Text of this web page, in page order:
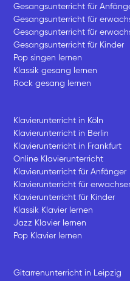
Gesangsunterricht für
Gesangsunterricht für
Gesangsunterricht für
Gesangsunterricht für Kinder
Pop singen lernen
Klassik gesang lernen
Rock gesang lernen
Klavierunterricht in Köln
Klavierunterricht in Berlin
Klavierunterricht in Frankfurt
Online Klavierunterricht
Klavierunterricht für Anfänger
Klavierunterricht für
Klavierunterricht für Kinder
Klassik Klavier lernen
Jazz Klavier lernen
Pop Klavier lernen
Gitarrenunterricht in Leipzig